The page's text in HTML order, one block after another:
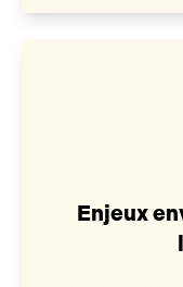
Enjeux